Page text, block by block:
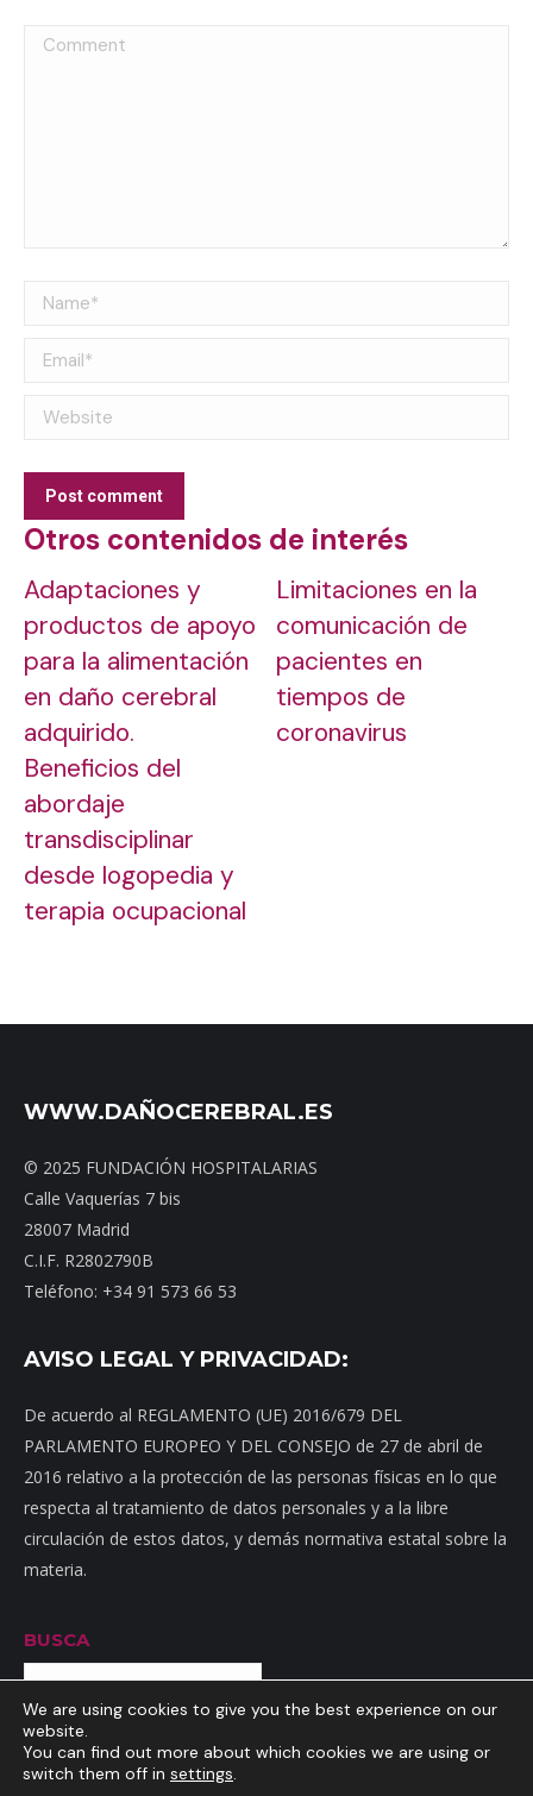
Comment
Name *
Email *
Website
Post comment
Otros contenidos de interés
Adaptaciones y
productos de apoyo
para la alimentación
en daño cerebral
adquirido.
Beneficios del
abordaje
transdisciplinar
desde logopedia y
terapia ocupacional
Limitaciones en la
comunicación de
pacientes en
tiempos de
coronavirus
WWW.DAÑOCEREBRAL.ES
© 2025 FUNDACIÓN HOSPITALARIAS
Calle Vaquerías 7 bis
28007 Madrid
C.I.F. R2802790B
Teléfono: +34 91 573 66 53
AVISO LEGAL Y PRIVACIDAD:
De acuerdo al REGLAMENTO (UE) 2016/679 DEL
PARLAMENTO EUROPEO Y DEL CONSEJO de 27 de abril de
2016 relativo a la protección de las personas físicas en lo que
respecta al tratamiento de datos personales y a la libre
circulación de estos datos, y demás normativa estatal sobre la
materia.
BUSCA
Buscar
We are using cookies to give you the best experience on our
website.
You can find out more about which cookies we are using or
switch them off in settings.